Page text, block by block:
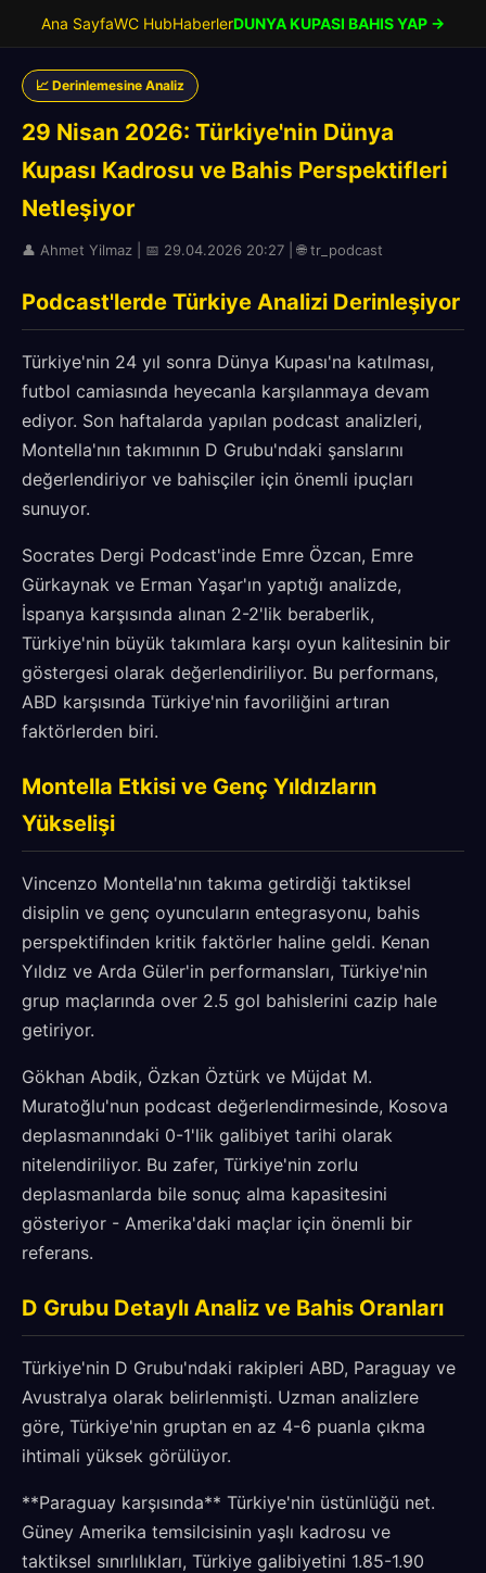
Ana SayfaWC HubHaberlerDUNYA KUPASI BAHIS YAP →
📈 Derinlemesine Analiz
29 Nisan 2026: Türkiye'nin Dünya
Kupası Kadrosu ve Bahis Perspektifleri
Netleşiyor
👤 Ahmet Yilmaz | 📅 29.04.2026 20:27 | 🌐 tr_podcast
Podcast'lerde Türkiye Analizi Derinleşiyor
Türkiye'nin 24 yıl sonra Dünya Kupası'na katılması,
futbol camiasında heyecanla karşılanmaya devam
ediyor. Son haftalarda yapılan podcast analizleri,
Montella'nın takımının D Grubu'ndaki şanslarını
değerlendiriyor ve bahisçiler için önemli ipuçları
sunuyor.
Socrates Dergi Podcast'inde Emre Özcan, Emre
Gürkaynak ve Erman Yaşar'ın yaptığı analizde,
İspanya karşısında alınan 2-2'lik beraberlik,
Türkiye'nin büyük takımlara karşı oyun kalitesinin bir
göstergesi olarak değerlendiriliyor. Bu performans,
ABD karşısında Türkiye'nin favoriliğini artıran
faktörlerden biri.
Montella Etkisi ve Genç Yıldızların
Yükselişi
Vincenzo Montella'nın takıma getirdiği taktiksel
disiplin ve genç oyuncuların entegrasyonu, bahis
perspektifinden kritik faktörler haline geldi. Kenan
Yıldız ve Arda Güler'in performansları, Türkiye'nin
grup maçlarında over 2.5 gol bahislerini cazip hale
getiriyor.
Gökhan Abdik, Özkan Öztürk ve Müjdat M.
Muratoğlu'nun podcast değerlendirmesinde, Kosova
deplasmanındaki 0-1'lik galibiyet tarihi olarak
nitelendiriliyor. Bu zafer, Türkiye'nin zorlu
deplasmanlarda bile sonuç alma kapasitesini
gösteriyor - Amerika'daki maçlar için önemli bir
referans.
D Grubu Detaylı Analiz ve Bahis Oranları
Türkiye'nin D Grubu'ndaki rakipleri ABD, Paraguay ve
Avustralya olarak belirlenmişti. Uzman analizlere
göre, Türkiye'nin gruptan en az 4-6 puanla çıkma
ihtimali yüksek görülüyor.
**Paraguay karşısında** Türkiye'nin üstünlüğü net.
Güney Amerika temsilcisinin yaşlı kadrosu ve
taktiksel sınırlılıkları, Türkiye galibiyetini 1.85-1.90